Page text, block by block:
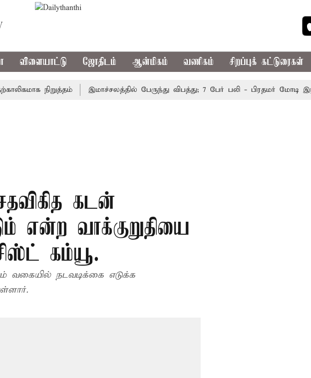
விளையாட்டு ஜோதிடம் ஆன்மிகம் வணிகம் சிறப்புக் கட்டுரைகள்
நிறுத்தம் இமாச்சலத்தில் பேருந்து விபத்து; 7 பேர் பலி - பிரதமர் மோடி இரங்கல்
கடன்
என்ற வாக்குறுதியை
கம்யூ.
வகையில் நடவடிக்கை எடுக்க